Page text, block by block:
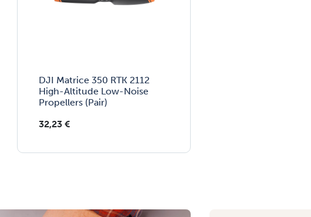
DJI Matrice 350 RTK 2112
High-Altitude Low-Noise
Propellers (Pair)
32,23€